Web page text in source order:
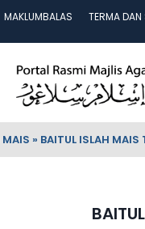
MAKLUMBALAS TERMA
» BAITUL ISLAH